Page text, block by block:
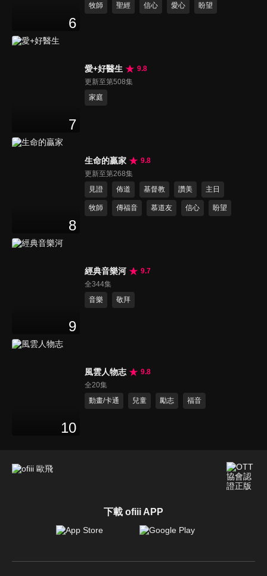
6
牧師 聖經 信心 愛心 盼望
7
愛+好醫生
9.8
更新至第508集
家庭
8
生命的贏家
9.8
更新至第268集
見證
佈道 基督教 讚美 主日
牧師 傳福音 慕道友 信心 盼望
9
經典音樂河
9.7
全344集
音樂
敬拜
10
風雲人物志
9.8
全20集
動畫/卡通
兒童 勵志 福音
下載 ofiii APP